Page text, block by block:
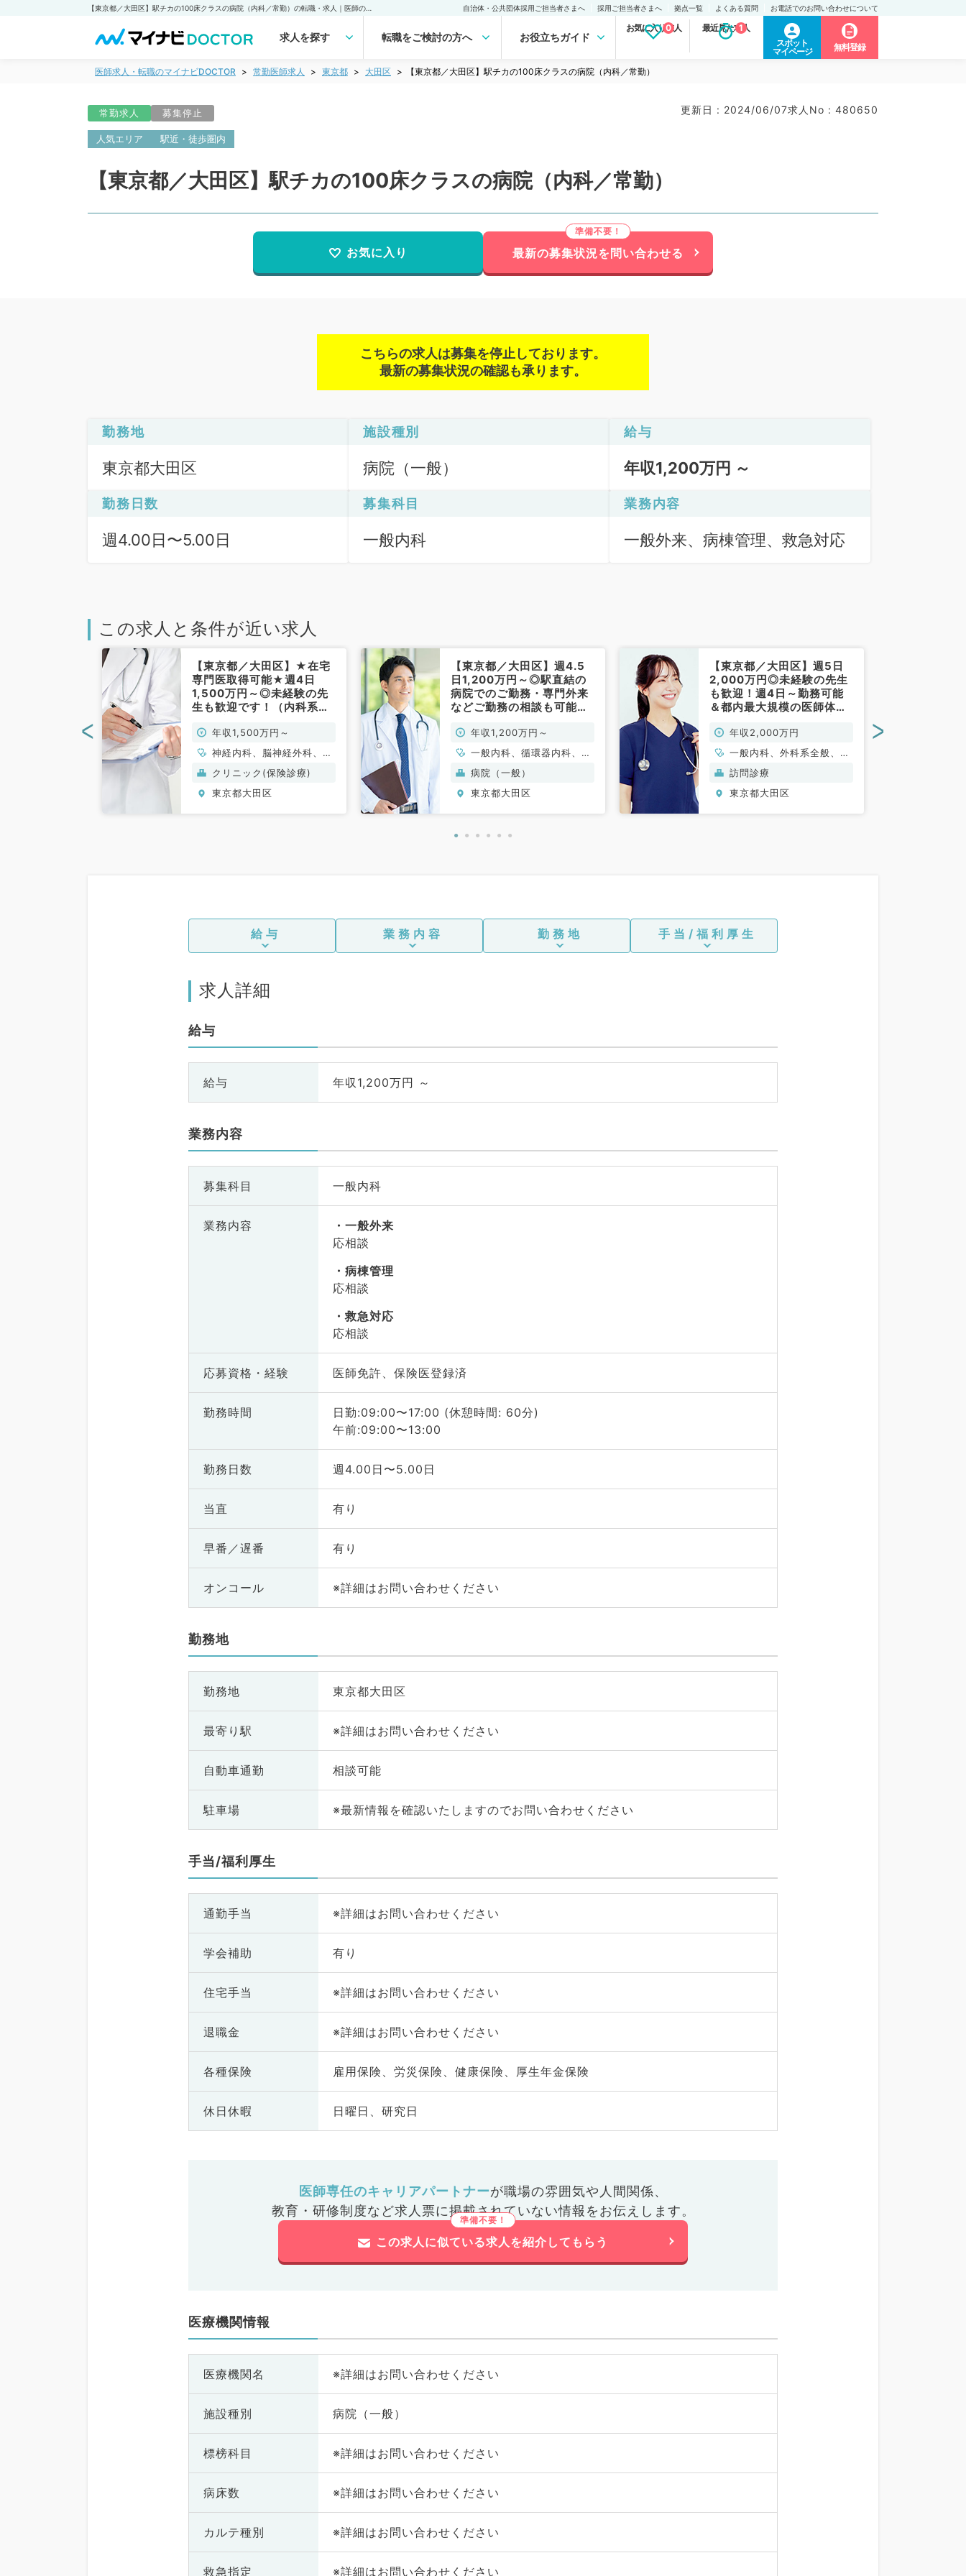
自治体・公共団体採用ご担当者さまへ 採用ご担当者さまへ 拠点一覧 よくある質問 お電話でのお問い合わせについて
求人を探す 転職をご検討の方へ お役立ちガイド
お気に入り求人
0 最近見た求人
1
スポット
マイページ
無料登録
医師求人・転職のマイナビDOCTOR 常勤医師求人 東京都 大田区 【東京都／大田区】駅チカの100床クラスの病院（内科／常勤）
常勤求人 募集停止 更新日 : 2024/06/07求人No : 480650
人気エリア 駅近・徒歩圏内
【東京都／大田区】駅チカの100床クラスの病院（内科／常勤）
お気に入り 最新の募集状況を問い合わせる
こちらの求人は募集を停止しております。
最新の募集状況の確認も承ります。
勤務地
東京都大田区
施設種別
病院（一般）
給与
年収1,200万円 ～
勤務日数
週4.00日〜5.00日
募集科目
一般内科
業務内容
一般外来、病棟管理、救急対応
この求人と条件が近い求人
【東京都／大田区】★在宅
専門医取得可能★週4日
1,500万円～◎未経験の先
生も歓迎です！（内科系、
年収1,500万円～
神経内科、脳神経外科、一
般内科、老年内科、外科系
全般、一般外科
クリニック(保険診療)
東京都大田区
【東京都／大田区】週4.5
日1,200万円～◎駅直結の
病院でのご勤務・専門外来
などご勤務の相談も可能で
年収1,200万円～
一般内科、循環器内科、呼
吸器内科、消化器内科、腎
臓内科
病院（一般）
東京都大田区
【東京都／大田区】週5日
2,000万円◎未経験の先生
も歓迎！週4日～勤務可能
＆都内最大規模の医師体制
診療クリニック（内科・外
科／常勤）
年収2,000万円
一般内科、外科系全般、一
般外科
訪問診療
東京都大田区
< >
給与 業務内容 勤務地 手当/福利厚生
求人詳細
給与
給与 年収1,200万円 ～
業務内容
募集科目 一般内科
業務内容
一般外来
応相談
病棟管理
応相談
救急対応
応相談
応募資格・ 経験 医師免許、保険医登録済
勤務時間
日勤:09:00〜17:00 (休憩時間: 60分)
午前:09:00〜13:00
勤務日数 週4.00日〜5.00日
当直 有り
早番／遅番 有り
オンコール ※詳細はお問い合わせください
勤務地
勤務地 東京都大田区
最寄り駅 ※詳細はお問い合わせください
自動車通勤 相談可能
駐車場 ※最新情報を確認いたしますのでお問い合わせください
手当/福利厚生
通勤手当 ※詳細はお問い合わせください
学会補助 有り
住宅手当 ※詳細はお問い合わせください
退職金 ※詳細はお問い合わせください
各種保険 雇用保険、労災保険、健康保険、厚生年金保険
休日休暇 日曜日、研究日
医師専任のキャリアパートナーが職場の雰囲気や人間関係、
教育・研修制度など求人票に掲載されていない情報をお伝えします。
この求人に似ている求人を紹介してもらう
医療機関情報
医療機関名 ※詳細はお問い合わせください
施設種別 病院（一般）
標榜科目 ※詳細はお問い合わせください
病床数 ※詳細はお問い合わせください
カルテ種別 ※詳細はお問い合わせください
救急指定 ※詳細はお問い合わせください